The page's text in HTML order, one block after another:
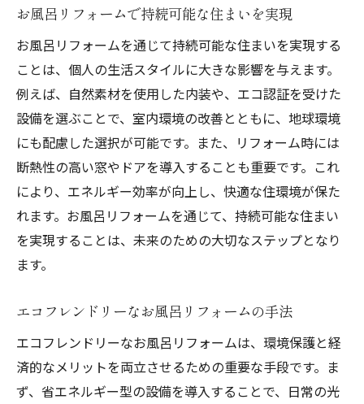
お風呂リフォームで持続可能な住まいを実現
お風呂リフォームを通じて持続可能な住まいを実現する
ことは、個人の生活スタイルに大きな影響を与えます。
例えば、自然素材を使用した内装や、エコ認証を受けた
設備を選ぶことで、室内環境の改善とともに、地球環境
にも配慮した選択が可能です。また、リフォーム時には
断熱性の高い窓やドアを導入することも重要です。これ
により、エネルギー効率が向上し、快適な住環境が保た
れます。お風呂リフォームを通じて、持続可能な住まい
を実現することは、未来のための大切なステップとなり
ます。
エコフレンドリーなお風呂リフォームの手法
エコフレンドリーなお風呂リフォームは、環境保護と経
済的なメリットを両立させるための重要な手段です。ま
ず、省エネルギー型の設備を導入することで、日常の光